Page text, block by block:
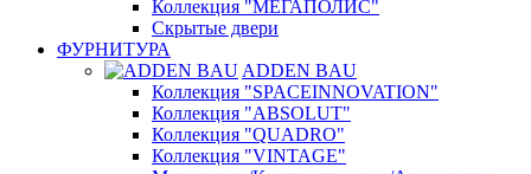
Коллекция "МЕГАПОЛИС"
Скрытые двери
ФУРНИТУРА
ADDEN BAU
Коллекция "SPACEINNOVATION"
Коллекция "ABSOLUT"
Коллекция "QUADRO"
Коллекция "VINTAGE"